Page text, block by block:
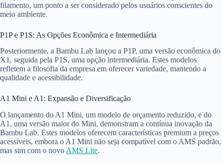
filamento, um ponto a ser considerado pelos usuários conscientes do
meio ambiente.
P1P e P1S: As Opções Econômica e Intermediária
Posteriormente, a Bambu Lab lançou a P1P, uma versão econômica do
X1, seguida pela P1S, uma opção intermediária. Estes modelos
refletem a filosofia da empresa em oferecer variedade, mantendo a
qualidade e acessibilidade.
A1 Mini e A1: Expansão e Diversificação
O lançamento do A1 Mini, um modelo de orçamento reduzido, e do
A1, uma versão maior do Mini, demonstram a contínua inovação da
Bambu Lab. Estes modelos oferecem características premium a preços
acessíveis, embora o A1 Mini não seja compatível com o AMS padrão,
mas sim com o novo AMS Lite.